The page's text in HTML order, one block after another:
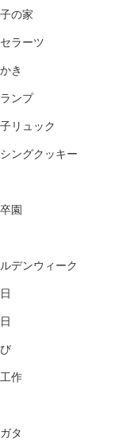
の家
ラーツ
き
ンプ
リュック
ングクッキー
園
デンウィーク
作
タ